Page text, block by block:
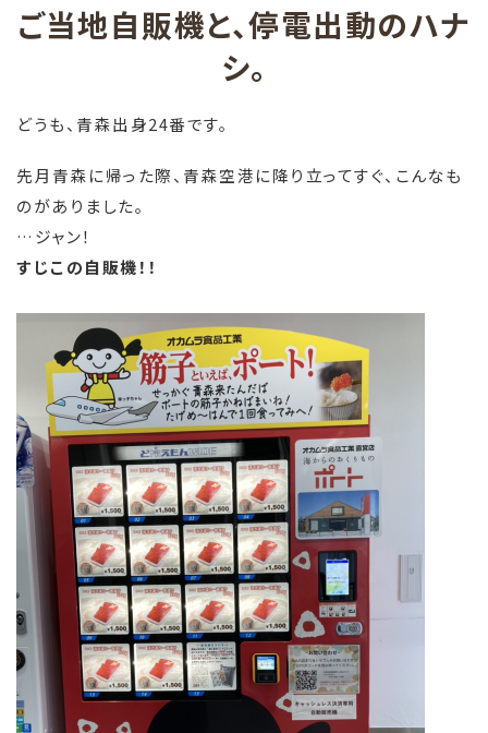
ご当地自販機と、停電出動のハナ
シ。
どうも、青森出身24番です。
先月青森に帰った際、青森空港に降り立ってすぐ、こんなも
のがありました。
…ジャン！
すじこの自販機！！